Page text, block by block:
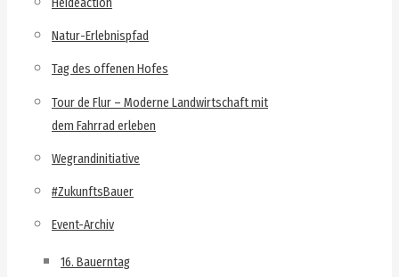
Heideaction
Natur-Erlebnispfad
Tag des offenen Hofes
Tour de Flur – Moderne Landwirtschaft mit
dem Fahrrad erleben
Wegrandinitiative
#ZukunftsBauer
Event-Archiv
16. Bauerntag